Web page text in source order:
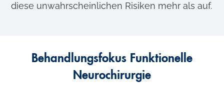
diese unwahrscheinlichen Risiken mehr als auf.
Behandlungsfokus Funktionelle
Neurochirurgie